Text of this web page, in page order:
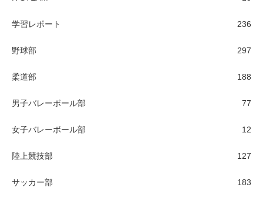
学習レポート 236
野球部 297
柔道部 188
男子バレーボール部 77
女子バレーボール部 12
陸上競技部 127
サッカー部 183